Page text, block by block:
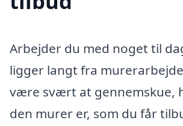
Arbejder du med noget til
ligger langt fra
være svært at gennemskue,
den murer er, som du får